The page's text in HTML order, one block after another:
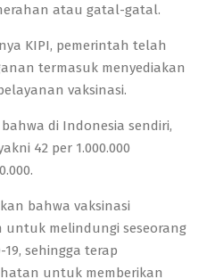
atau gatal-gatal.
KIPI, pemerintah telah
termasuk menyediakan
vaksinasi.
di Indonesia sendiri,
42 per 1.000.000
bahwa vaksinasi
melindungi seseorang
sehingga terap
untuk memberikan